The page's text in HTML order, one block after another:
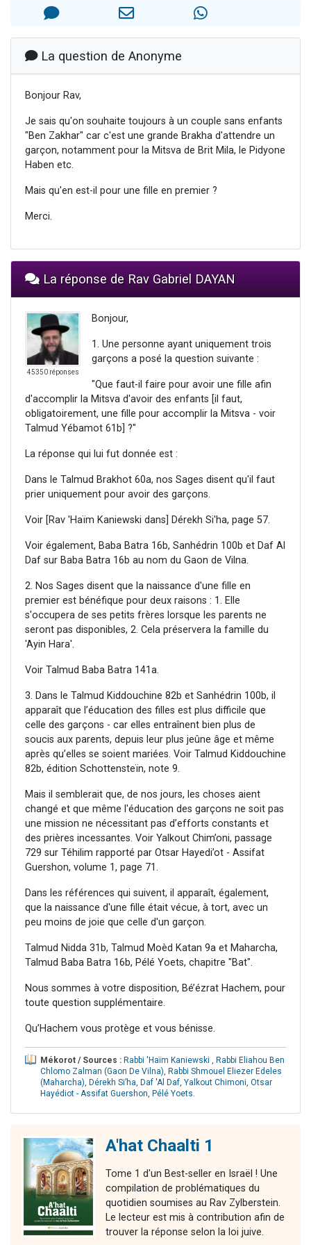
Il reste 49 places pour étudier en groupe sur Zoom
3 personnes viennent de faire un don pour Diane, 80 ans, dans un appartement insalubre
La question de Anonyme
Bonjour Rav,
Je sais qu'on souhaite toujours à un couple sans enfants
"Ben Zakhar" car c'est une grande Brakha d'attendre un
garçon, notamment pour la Mitsva de Brit Mila, le Pidyone
Haben etc.
Mais qu'en est-il pour une fille en premier ?
Merci.
La réponse de Rav Gabriel DAYAN
45350 réponses
Bonjour,
1. Une personne ayant uniquement trois
garçons a posé la question suivante :
"Que faut-il faire pour avoir une fille afin
d'accomplir la Mitsva d'avoir des enfants [il faut,
obligatoirement, une fille pour accomplir la Mitsva - voir
Talmud Yébamot 61b] ?"
La réponse qui lui fut donnée est :
Dans le Talmud Brakhot 60a, nos Sages disent qu'il faut
prier uniquement pour avoir des garçons.
Voir [Rav 'Haïm Kaniewski dans] Dérekh Si'ha, page 57.
Voir également, Baba Batra 16b, Sanhédrin 100b et Daf Al
Daf sur Baba Batra 16b au nom du Gaon de Vilna.
2. Nos Sages disent que la naissance d'une fille en
premier est bénéfique pour deux raisons : 1. Elle
s'occupera de ses petits frères lorsque les parents ne
seront pas disponibles, 2. Cela préservera la famille du
'Ayin Hara'.
Voir Talmud Baba Batra 141a.
3. Dans le Talmud Kiddouchine 82b et Sanhédrin 100b, il
apparaît que l’éducation des filles est plus difficile que
celle des garçons - car elles entraînent bien plus de
soucis aux parents, depuis leur plus jeûne âge et même
après qu’elles se soient mariées. Voir Talmud Kiddouchine
82b, édition Schottensteïn, note 9.
Mais il semblerait que, de nos jours, les choses aient
changé et que même l'éducation des garçons ne soit pas
une mission ne nécessitant pas d’efforts constants et
des prières incessantes. Voir Yalkout Chim’oni, passage
729 sur Téhilim rapporté par Otsar Hayedi’ot - Assifat
Guershon, volume 1, page 71.
Dans les références qui suivent, il apparaît, également,
que la naissance d'une fille était vécue, à tort, avec un
peu moins de joie que celle d'un garçon.
Talmud Nidda 31b, Talmud Moèd Katan 9a et Maharcha,
Talmud Baba Batra 16b, Pélé Yoets, chapitre "Bat".
Nous sommes à votre disposition, Bé’ézrat Hachem, pour
toute question supplémentaire.
Qu’Hachem vous protège et vous bénisse.
Mékorot / Sources : Rabbi 'Haïm Kaniewski , Rabbi Eliahou Ben
Chlomo Zalman (Gaon De Vilna), Rabbi Shmouel Eliezer Edeles
(Maharcha), Dérekh Si’ha, Daf 'Al Daf, Yalkout Chimoni, Otsar
Hayédiot - Assifat Guershon, Pélé Yoets.
A'hat Chaalti 1
Tome 1 d'un Best-seller en Israël ! Une
compilation de problématiques du
quotidien soumises au Rav Zylberstein.
Le lecteur est mis à contribution afin de
trouver la réponse selon la loi juive.